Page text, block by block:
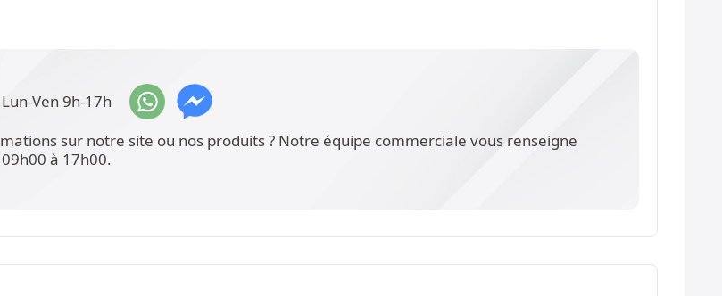
Lun-Ven 9h-17h
sur notre site ou nos produits ? Notre équipe commerciale vous renseigne
à 17h00.